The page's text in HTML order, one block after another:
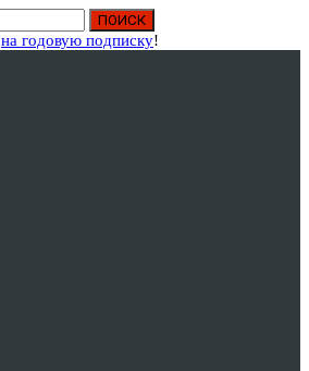
на годовую подписку!